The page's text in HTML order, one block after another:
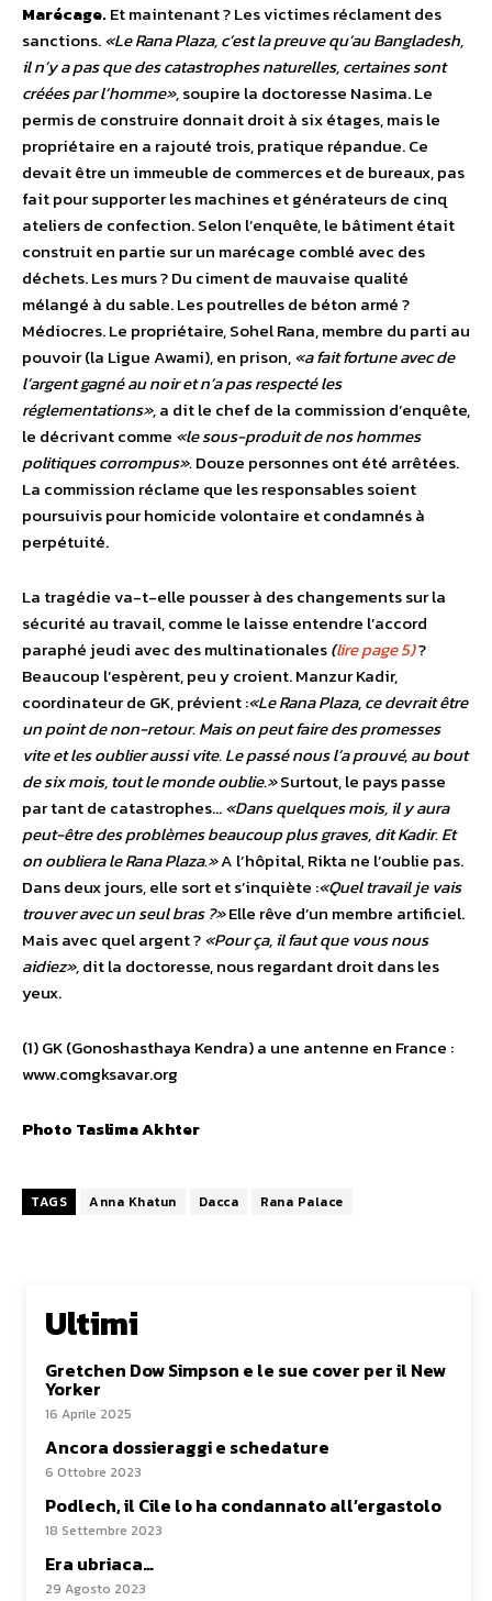
Marécage.Et maintenant ? Les victimes réclament des
sanctions.«Le Rana Plaza, c’est la preuve qu’au Bangladesh,
il n’y a pas que des catastrophes naturelles, certaines sont
créées par l’homme»,soupire la doctoresse Nasima. Le
permis de construire donnait droit à six étages, mais le
propriétaire en a rajouté trois, pratique répandue. Ce
devait être un immeuble de commerces et de bureaux, pas
fait pour supporter les machines et générateurs de cinq
ateliers de confection. Selon l’enquête, le bâtiment était
construit en partie sur un marécage comblé avec des
déchets. Les murs ? Du ciment de mauvaise qualité
mélangé à du sable. Les poutrelles de béton armé ?
Médiocres. Le propriétaire, Sohel Rana, membre du parti au
pouvoir (la Ligue Awami), en prison,«a fait fortune avec de
l’argent gagné au noir et n’a pas respecté les
réglementations»,a dit le chef de la commission d’enquête,
le décrivant comme «le sous-produit de nos hommes
politiques corrompus».Douze personnes ont été arrêtées.
La commission réclame que les responsables soient
poursuivis pour homicide volontaire et condamnés à
perpétuité.
La tragédie va-t-elle pousser à des changements sur la
sécurité au travail, comme le laisse entendre l’accord
paraphé jeudi avec des multinationales(lire page 5)?
Beaucoup l’espèrent, peu y croient. Manzur Kadir,
coordinateur de GK, prévient :«Le Rana Plaza, ce devrait être
un point de non-retour.Mais on peut faire des promesses
vite et les oublier aussi vite. Le passé nous l’a prouvé, au bout
de six mois, tout le monde oublie.»Surtout, le pays passe
par tant de catastrophes…«Dans quelques mois, il y aura
peut-être des problèmes beaucoup plus graves, dit Kadir.Et
on oubliera le Rana Plaza.»A l’hôpital, Rikta ne l’oublie pas.
Dans deux jours, elle sort et s’inquiète :«Quel travail je vais
trouver avec un seul bras ?»Elle rêve d’un membre artificiel.
Mais avec quel argent ?«Pour ça, il faut que vous nous
aidiez»,dit la doctoresse, nous regardant droit dans les
yeux.
(1) GK (Gonoshasthaya Kendra) a une antenne en France :
www.comgksavar.org
Photo Taslima Akhter
TAGS Anna Khatun Dacca Rana Palace
Ultimi
Gretchen Dow Simpson e le sue cover per il New
Yorker
16 Aprile 2025
Ancora dossieraggi e schedature
6 Ottobre 2023
Podlech, il Cile lo ha condannato all’ergastolo
18 Settembre 2023
Era ubriaca…
29 Agosto 2023